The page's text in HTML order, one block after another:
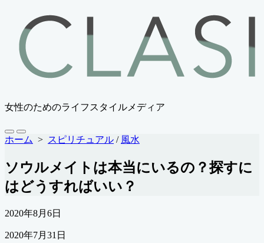
ッ
女性のためのライフスタイルメディア
検
索
り
替
え
メ
ニ
ー
ホーム > スピリチュアル / 風水
ソウルメイトは本当にいるの？探すに
はどうすればいい？
公
日
2020年8月6日
最
2020年7月31日